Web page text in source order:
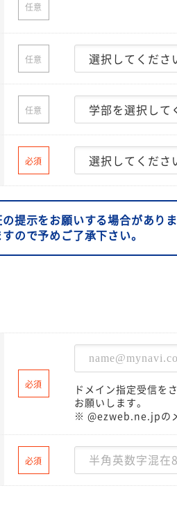
任意
任意
任意
必須
提示をお願いする場合があり
ので予めご了承下さい。
必須
ドメイン指定受信を
お願いします。
※ @ezweb.ne.jpのメ
必須